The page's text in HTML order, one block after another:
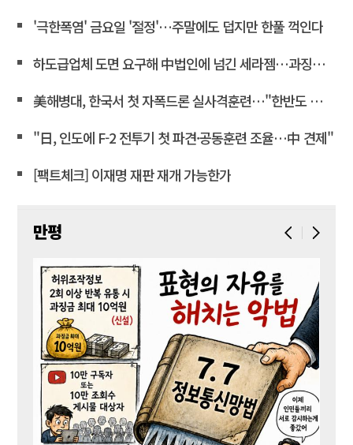
'극한폭염' 금요일 '절정'…주말에도 덥지만 한풀 꺽인다
하도급업체 도면 요구해 中법인에 넘긴 세라젬…과징금 4억3천만
美해병대, 한국서 첫 자폭드론 실사격훈련…"한반도 지형 학습"
"日, 인도에 F-2 전투기 첫 파견·공동훈련 조율…中 견제"
[팩트체크] 이재명 재판 재개 가능한가
만평